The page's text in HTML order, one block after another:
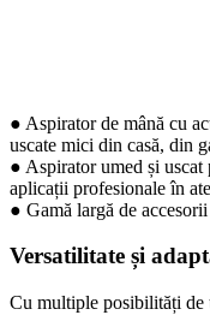
● Aspirator de mână cu
uscate mici din casă, din
● Aspirator umed și
aplicații profesionale în
● Gamă largă de
Versatilitate și
Cu multiple posibilități